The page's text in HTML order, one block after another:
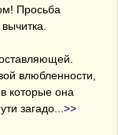
Просьба
влюбленности,
которые она
загадо
>>